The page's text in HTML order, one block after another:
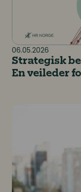
06.05.2026
Strategisk
En veileder
Når en urolig